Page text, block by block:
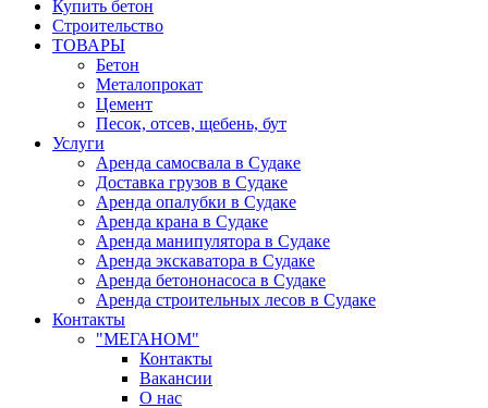
Купить бетон
Строительство
ТОВАРЫ
Бетон
Металопрокат
Цемент
Песок, отсев, щебень, бут
Услуги
Аренда самосвала в Судаке
Доставка грузов в Судаке
Аренда опалубки в Судаке
Аренда крана в Судаке
Аренда манипулятора в Судаке
Аренда экскаватора в Судаке
Аренда бетононасоса в Судаке
Аренда строительных лесов в Судаке
Контакты
"МЕГАНОМ"
Контакты
Вакансии
О нас